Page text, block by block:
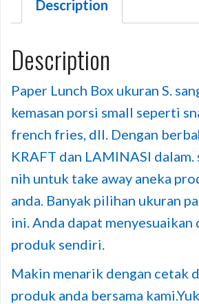
Description
Description
Paper Lunch Box ukuran S.
kemasan porsi small seperti
french fries, dll. Dengan
KRAFT dan LAMINASI dalam.
nih untuk take away aneka
anda. Banyak pilihan ukuran
ini. Anda dapat menyesuaikan
produk sendiri.
Makin menarik dengan cetak
produk anda bersama